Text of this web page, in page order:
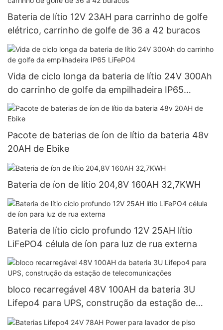
Bateria de lítio 12V 23AH para carrinho de golfe
elétrico, carrinho de golfe de 36 a 42 buracos
Vida de ciclo longa da bateria de lítio 24V 300Ah
do carrinho de golfe da empilhadeira IP65
LiFePO4
Pacote de baterias de íon de lítio da bateria 48v
20AH de Ebike
Bateria de íon de lítio 204,8V 160AH 32,7KWH
Bateria de lítio ciclo profundo 12V 25AH lítio
LiFePO4 célula de íon para luz de rua externa
bloco recarregável 48V 100AH ​​da bateria 3U
Lifepo4 para UPS, construção da estação de
telecomunicações